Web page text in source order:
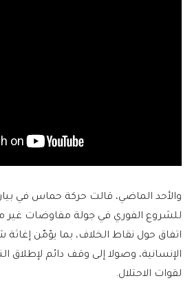
والأحد الماضي، قالت حركة حماس في
للشروع الفوري في جولة مفاوضات غير
اتفاق حول نقاط الخلاف، بما يؤمّن إغاثة
الإنسانية، وصولا إلى وقف دائم لإطلاق
لقوات الاحتلال.